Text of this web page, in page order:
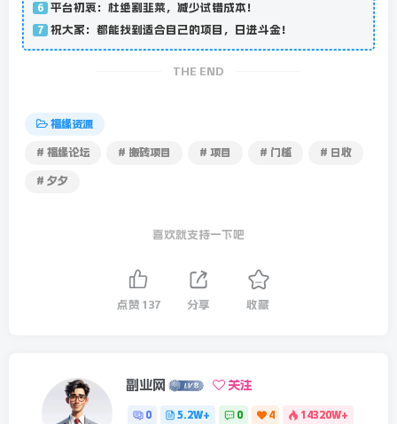
6 平台初衷：杜绝割韭菜，减少试错成本！
7 祝大家：都能找到适合自己的项目，日进斗金！
THE END
福缘资源
# 福缘论坛 # 搬砖项目 # 项目 # 门槛 # 日收
# 夕夕
喜欢就支持一下吧
点赞 137 分享 收藏
副业网 关注
0 5.2W+ 0 4 14320W+